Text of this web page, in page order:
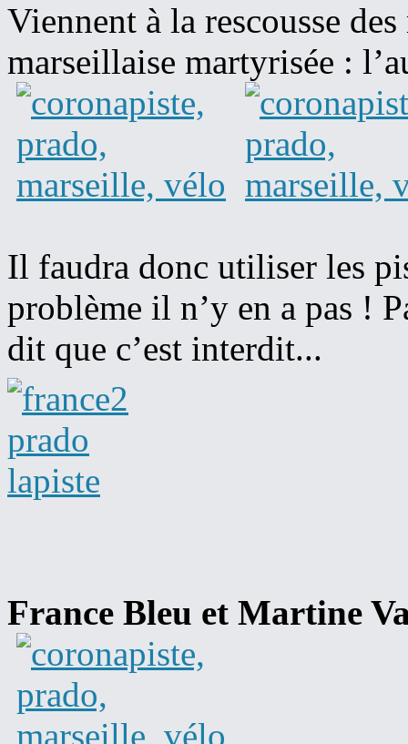
Viennent à la rescousse
marseillaise martyrisée :
Il faudra donc utiliser les
problème il n’y en a pas !
dit que c’est interdit...
France Bleu et Martine